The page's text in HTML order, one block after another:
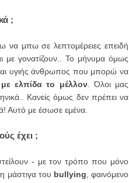
;
να μπω σε λεπτομέρειες επειδή
με γονατίζουν.. Το μήνυμα όμως
υγιής άνθρωπος που μπορώ να
με ελπίδα το μέλλον. Όλοι μας
Κανείς όμως δεν πρέπει να
Αυτό με έσωσε εμένα.
έχει ;
- με τον τρόπο που μόνο
μάστιγα του bullying, φαινόμενο